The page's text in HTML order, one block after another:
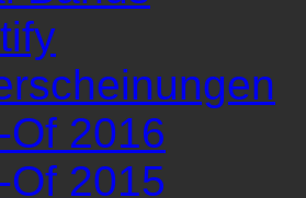
Of 2016
Of 2015